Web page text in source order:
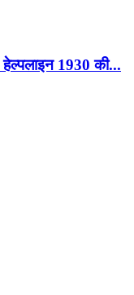
हेल्पलाइन 1930 की...